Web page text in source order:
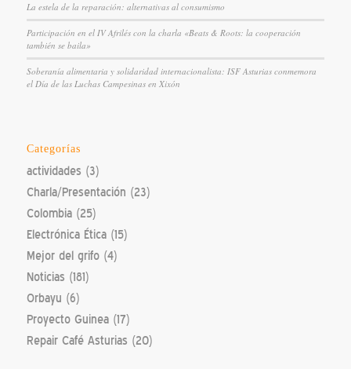
La estela de la reparación: alternativas al consumismo
Participación en el IV Afrilés con la charla «Beats & Roots: la cooperación
también se baila»
Soberanía alimentaria y solidaridad internacionalista: ISF Asturias conmemora
el Día de las Luchas Campesinas en Xixón
Categorías
actividades (3)
Charla/Presentación (23)
Colombia(25)
Electrónica Ética(15)
Mejor del grifo(4)
Noticias (181)
Orbayu (6)
Proyecto Guinea(17)
Repair Café Asturias (20)